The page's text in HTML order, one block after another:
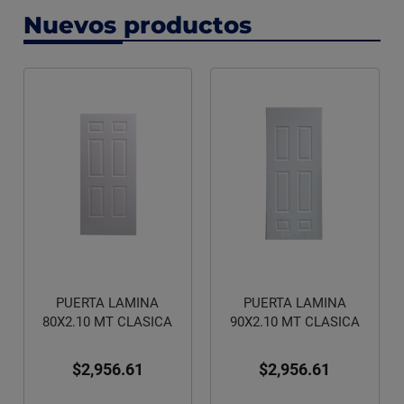
Nuevos productos
PUERTA LAMINA
80X2.10 MT CLASICA
$2,956.61
PUERTA LAMINA
90X2.10 MT CLASICA
$2,956.61